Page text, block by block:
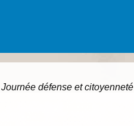
Journée défense et citoyenneté